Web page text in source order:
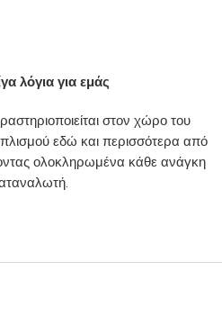
λόγια για εμάς
στον χώρο του
εδώ και περισσότερα από
ολοκληρωμένα κάθε ανάγκη